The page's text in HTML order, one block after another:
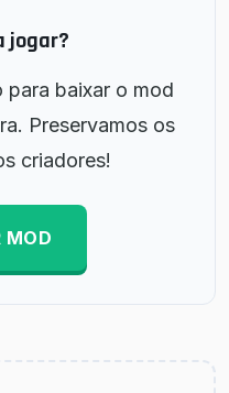
jogar?
para baixar o mod
Preservamos os
criadores!
MOD